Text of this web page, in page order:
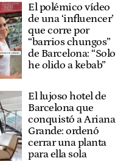
El polémico vídeo
de una ‘influencer’
que corre por
“barrios chungos”
de Barcelona: “Solo
he olido a kebab”
El lujoso hotel de
Barcelona que
conquistó a Ariana
Grande: ordenó
cerrar una planta
para ella sola